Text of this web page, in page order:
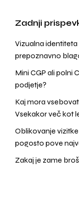
Zadnji
Vizualna
prepoznavno
Mini CGP ali polni
podjetje?
Kaj mora
Vsekakor več kot
Oblikovanje
pogosto pove
Zakaj je zame